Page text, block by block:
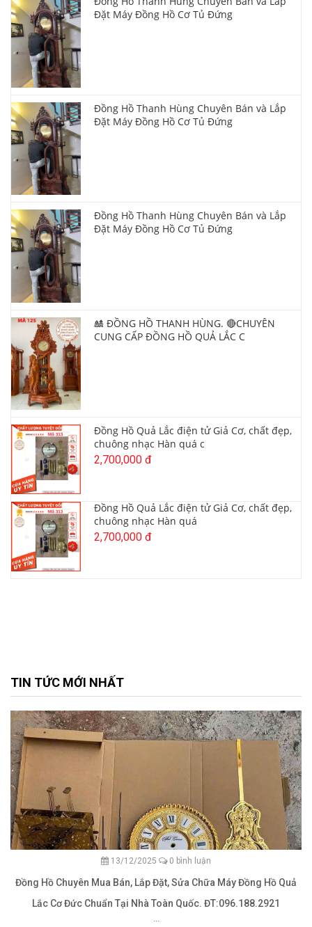
Đặt Máy Đồng Hồ Cơ Tủ Đứng
Đồng Hồ Thanh Hùng Chuyên Bán và Lắp
Đặt Máy Đồng Hồ Cơ Tủ Đứng
Đồng Hồ Thanh Hùng Chuyên Bán và Lắp
Đặt Máy Đồng Hồ Cơ Tủ Đứng
🎎 ĐỒNG HỒ THANH HÙNG. 🔴CHUYÊN
CUNG CẤP ĐỒNG HỒ QUẢ LẮC C
Đồng Hồ Quả Lắc điện tử Giả Cơ, chất đẹp,
chuông nhạc Hàn quá c
2,700,000 đ
Đồng Hồ Quả Lắc điện tử Giả Cơ, chất đẹp,
chuông nhạc Hàn quá
2,700,000 đ
TIN TỨC MỚI NHẤT
13/12/2025 0 bình luận
Đồng Hồ Chuyên Mua Bán, Lắp Đặt, Sửa Chữa Máy Đồng Hồ Quả
Lắc Cơ Đức Chuẩn Tại Nhà Toàn Quốc. ĐT:096.188.2921
...